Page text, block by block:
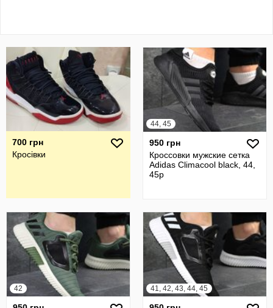
700 грн
Кросівки
44, 45
950 грн
Кроссовки мужские сетка
Adidas Climacool black, 44,
45р
42 41, 42, 43, 44, 45